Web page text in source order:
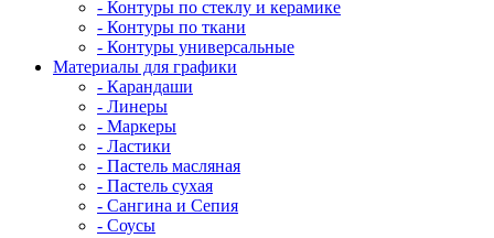
- Контуры по стеклу и керамике
- Контуры по ткани
- Контуры универсальные
Материалы для графики
- Карандаши
- Линеры
- Маркеры
- Ластики
- Пастель масляная
- Пастель сухая
- Сангина и Сепия
- Соусы